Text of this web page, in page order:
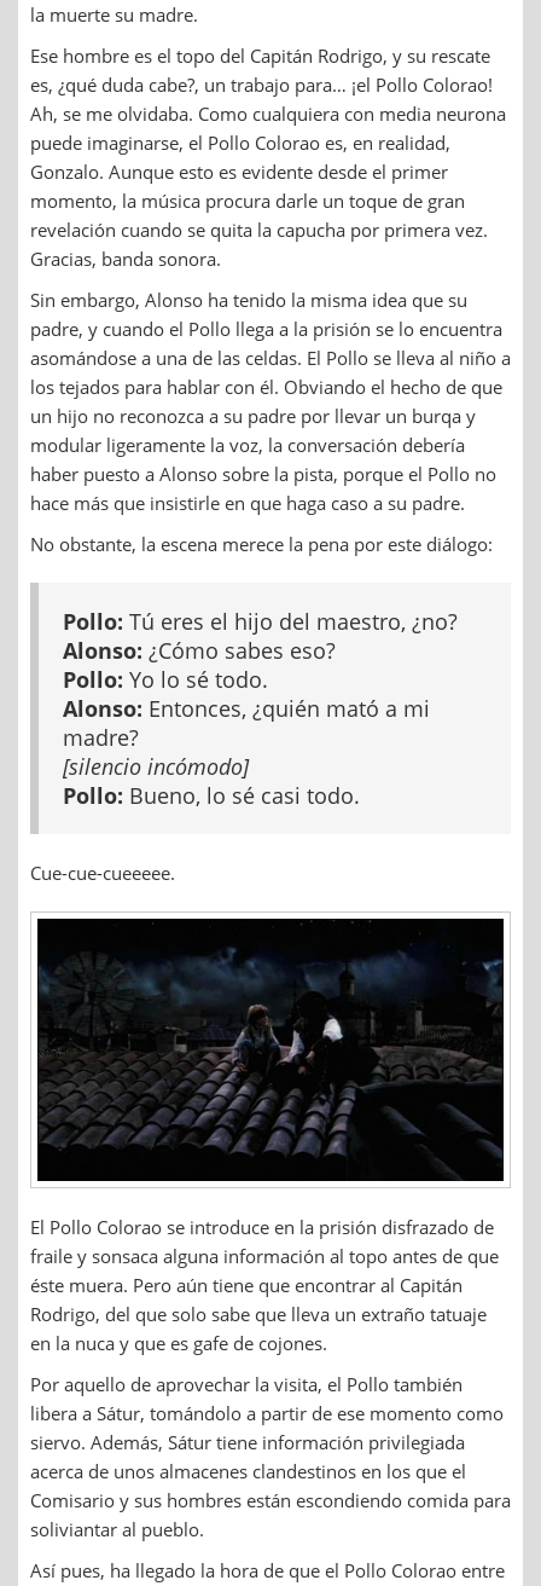
la muerte su madre.
Ese hombre es el topo del Capitán Rodrigo, y su rescate
es, ¿qué duda cabe?, un trabajo para… ¡el Pollo Colorao!
Ah, se me olvidaba. Como cualquiera con media neurona
puede imaginarse, el Pollo Colorao es, en realidad,
Gonzalo. Aunque esto es evidente desde el primer
momento, la música procura darle un toque de gran
revelación cuando se quita la capucha por primera vez.
Gracias, banda sonora.
Sin embargo, Alonso ha tenido la misma idea que su
padre, y cuando el Pollo llega a la prisión se lo encuentra
asomándose a una de las celdas. El Pollo se lleva al niño a
los tejados para hablar con él. Obviando el hecho de que
un hijo no reconozca a su padre por llevar un burqa y
modular ligeramente la voz, la conversación debería
haber puesto a Alonso sobre la pista, porque el Pollo no
hace más que insistirle en que haga caso a su padre.
No obstante, la escena merece la pena por este diálogo:
Pollo: Tú eres el hijo del maestro, ¿no?
Alonso: ¿Cómo sabes eso?
Pollo: Yo lo sé todo.
Alonso: Entonces, ¿quién mató a mi
madre?
[silencio incómodo]
Pollo: Bueno, lo sé casi todo.
Cue-cue-cueeeee.
El Pollo Colorao se introduce en la prisión disfrazado de
fraile y sonsaca alguna información al topo antes de que
éste muera. Pero aún tiene que encontrar al Capitán
Rodrigo, del que solo sabe que lleva un extraño tatuaje
en la nuca y que es gafe de cojones.
Por aquello de aprovechar la visita, el Pollo también
libera a Sátur, tomándolo a partir de ese momento como
siervo. Además, Sátur tiene información privilegiada
acerca de unos almacenes clandestinos en los que el
Comisario y sus hombres están escondiendo comida para
soliviantar al pueblo.
Así pues, ha llegado la hora de que el Pollo Colorao entre